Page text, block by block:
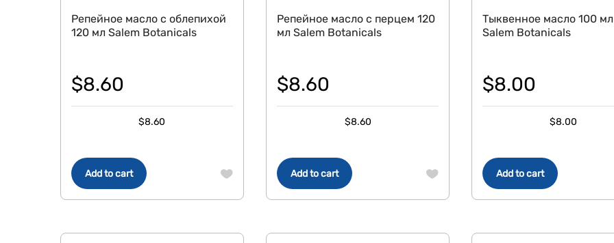
Add to cart
Репейное масло с облепихой
120 мл Salem Botanicals
$8.60
$8.60
Add to cart
Репейное масло с перцем 120
мл Salem Botanicals
$8.60
$8.60
Add to cart
Тыквенное масло 100 мл
Salem Botanicals
$8.00
$8.00